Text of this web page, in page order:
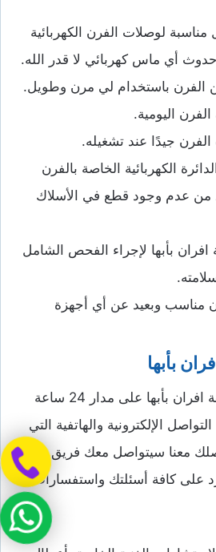
لوصلات الفرن الكهربائية
أي ماس كهربائي لا قدر الله.
عن الفرن باستخدام لي مرن وطويل.
اليومية.
جيدًا عند تشغيله.
الكهربائية الخاصة بالفرن
من عدم وجود قطع في الأسلاك
بأبها لإجراء الفحص الشامل
مناسب وبعيد عن أي أجهزة
بأبها
يمكنك طلب خدمة صيانة افران بأبها على مدار 24 ساعة
الإلكترونية والهاتفية التي
معنا سيتواصل معك فريق من
على كافة أسئلتك واستفسارات